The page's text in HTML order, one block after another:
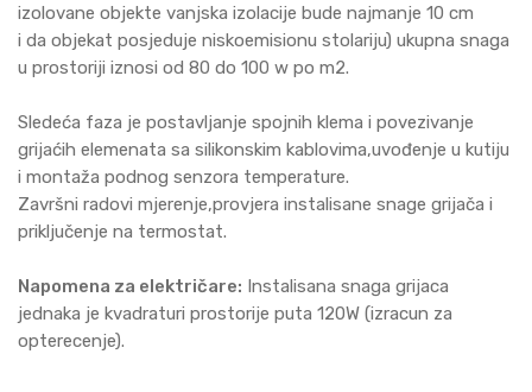
izolovane objekte vanjska izolacije bude najmanje 10 cm
i da objekat posjeduje niskoemisionu stolariju) ukupna snaga
u prostoriji iznosi od 80 do 100 w po m2.
Sledeća faza je postavljanje spojnih klema i povezivanje
grijaćih elemenata sa silikonskim kablovima,uvođenje u kutiju
i montaža podnog senzora temperature.
Završni radovi mjerenje,provjera instalisane snage grijača i
priključenje na termostat.
Napomena za električare: Instalisana snaga grijaca
jednaka je kvadraturi prostorije puta 120W (izracun za
opterecenje).